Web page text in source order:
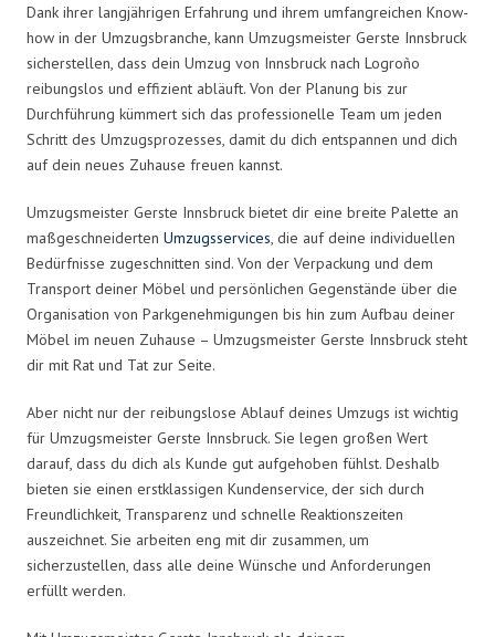
Dank ihrer langjährigen Erfahrung und ihrem umfangreichen Know-
how in der Umzugsbranche, kann Umzugsmeister Gerste Innsbruck
sicherstellen, dass dein Umzug von Innsbruck nach Logroño
reibungslos und effizient abläuft. Von der Planung bis zur
Durchführung kümmert sich das professionelle Team um jeden
Schritt des Umzugsprozesses, damit du dich entspannen und dich
auf dein neues Zuhause freuen kannst.
Umzugsmeister Gerste Innsbruck bietet dir eine breite Palette an
maßgeschneiderten Umzugsservices, die auf deine individuellen
Bedürfnisse zugeschnitten sind. Von der Verpackung und dem
Transport deiner Möbel und persönlichen Gegenstände über die
Organisation von Parkgenehmigungen bis hin zum Aufbau deiner
Möbel im neuen Zuhause – Umzugsmeister Gerste Innsbruck steht
dir mit Rat und Tat zur Seite.
Aber nicht nur der reibungslose Ablauf deines Umzugs ist wichtig
für Umzugsmeister Gerste Innsbruck. Sie legen großen Wert
darauf, dass du dich als Kunde gut aufgehoben fühlst. Deshalb
bieten sie einen erstklassigen Kundenservice, der sich durch
Freundlichkeit, Transparenz und schnelle Reaktionszeiten
auszeichnet. Sie arbeiten eng mit dir zusammen, um
sicherzustellen, dass alle deine Wünsche und Anforderungen
erfüllt werden.